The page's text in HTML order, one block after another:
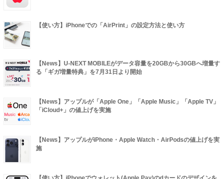
【使い方】iPhoneでの「AirPrint」の設定方法と使い方
【News】U-NEXT MOBILEがデータ容量を20GBから30GBへ増量す
る「ギガ増量特典」を7月31日より開始
【News】アップルが「Apple One」「Apple Music」「Apple TV」
「iCloud+」の値上げを実施
【News】アップルがiPhone・Apple Watch・AirPodsの値上げを実
施